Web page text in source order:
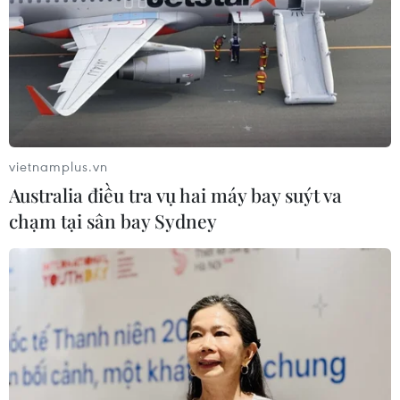
vietnamplus.vn
Australia điều tra vụ hai máy bay suýt va
chạm tại sân bay Sydney